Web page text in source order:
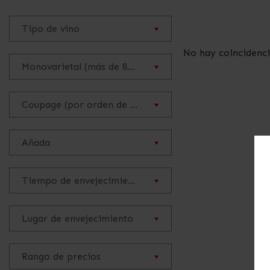
Tipo de vino
Monovarietal (más de 85%)
Coupage (por orden de mayor a menor cantidad de uva)
Añada
Tiempo de envejecimiento
Lugar de envejecimiento
Rango de precios
No hay